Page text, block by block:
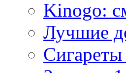
Kinogo:
Лучшие
Сигареты